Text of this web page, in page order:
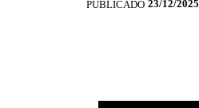
PUBLICADO 23/12/2025